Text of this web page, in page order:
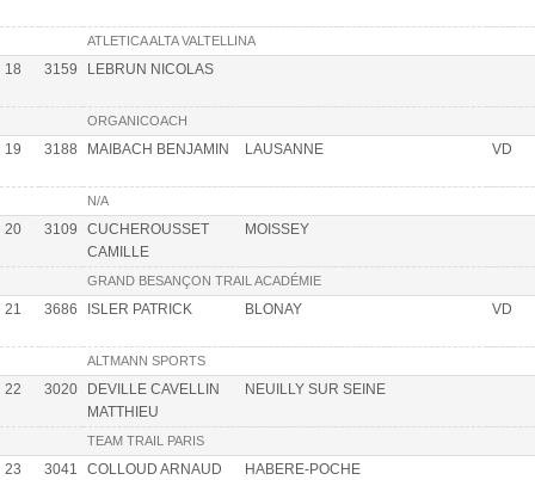
ATLETICA ALTA VALTELLINA
18 3159 LEBRUN NICOLAS
ORGANICOACH
19 3188 MAIBACH BENJAMIN LAUSANNE VD
N/A
20 3109
CUCHEROUSSET
CAMILLE
MOISSEY
GRAND BESANÇON TRAIL ACADÉMIE
21 3686 ISLER PATRICK BLONAY VD
ALTMANN SPORTS
22 3020
DEVILLE CAVELLIN
MATTHIEU
NEUILLY SUR SEINE
TEAM TRAIL PARIS
23 3041 COLLOUD ARNAUD HABERE-POCHE